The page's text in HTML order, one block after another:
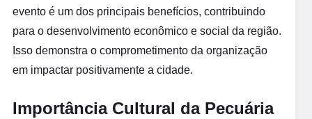
evento é um dos principais benefícios, contribuindo
para o desenvolvimento econômico e social da região.
Isso demonstra o comprometimento da organização
em impactar positivamente a cidade.
Importância Cultural da Pecuária